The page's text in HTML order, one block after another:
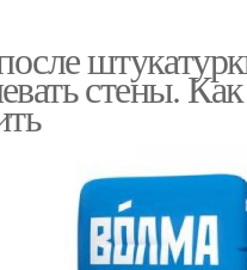
стены.